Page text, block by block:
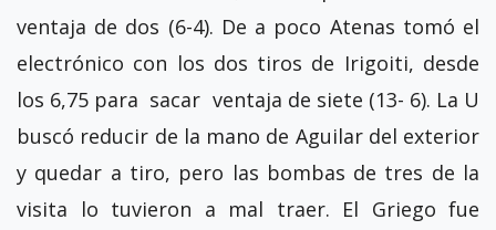
ventaja de dos (6-4). De a poco Atenas tomó el
electrónico con los dos tiros de Irigoiti, desde
los 6,75 para sacar ventaja de siete (13- 6). La U
buscó reducir de la mano de Aguilar del exterior
y quedar a tiro, pero las bombas de tres de la
visita lo tuvieron a mal traer. El Griego fue